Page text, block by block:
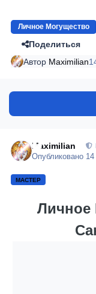
Личное Могущество
Поделиться
Автор Maximilian
Maximilian
Опубликовано 14
МАСТЕР
Личное